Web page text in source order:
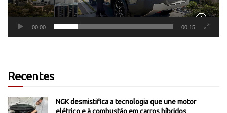
00:00 00:15
Recentes
NGK desmistifica a tecnologia que une motor